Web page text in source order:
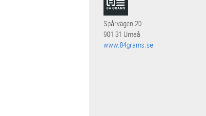
Spårvägen 20
901 31 Umeå
www.84grams.se